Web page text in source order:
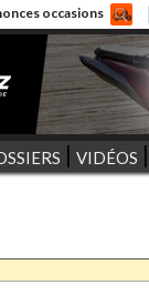
occasions
VIDÉOS